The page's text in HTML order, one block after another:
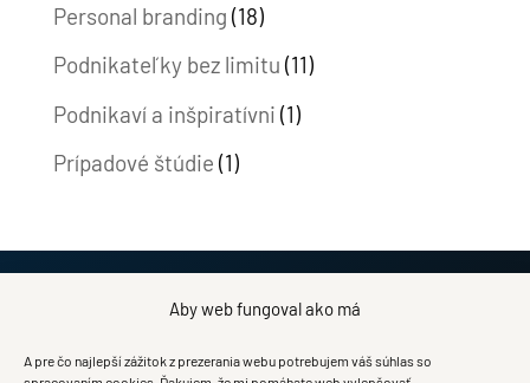
Aby web fungoval ako má
A pre čo najlepší zážitok z prezerania webu potrebujem váš súhlas so
Personal branding (18)
Podnikateľky bez limitu (11)
Podnikaví a inšpiratívni (1)
Prípadové štúdie (1)